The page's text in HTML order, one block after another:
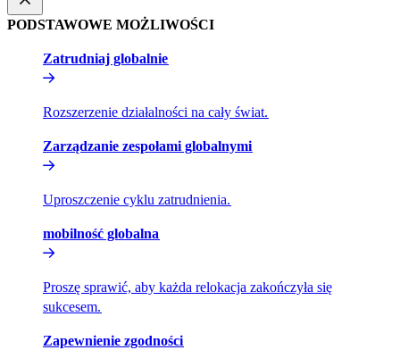
PODSTAWOWE MOŻLIWOŚCI​​
Zatrudniaj globalnie​​
Rozszerzenie działalności na cały świat.​​
Zarządzanie zespołami globalnymi​​
Uproszczenie cyklu zatrudnienia.​​
mobilność globalna​​
Proszę sprawić, aby każda relokacja zakończyła się
sukcesem.​​
Zapewnienie zgodności​​